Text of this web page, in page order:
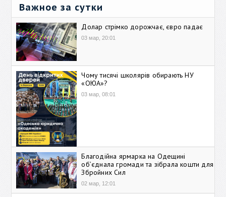
Важное за сутки
Долар стрімко дорожчає, євро падає
03 мар, 20:01
Чому тисячі школярів обирають НУ
«ОЮА»?
03 мар, 08:01
Благодійна ярмарка на Одещині
об’єднала громади та зібрала кошти для
Збройних Сил
02 мар, 12:01